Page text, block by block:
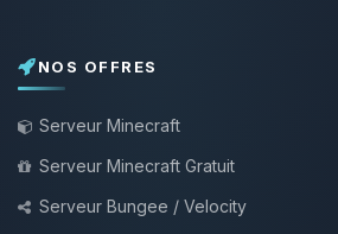
NOS OFFRES
Serveur Minecraft
Serveur Minecraft Gratuit
Serveur Bungee / Velocity